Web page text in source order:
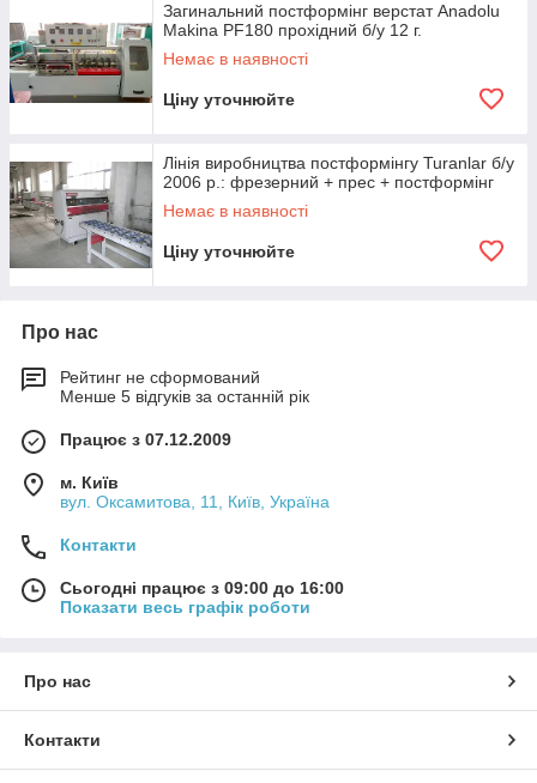
Загинальний постформінг верстат Anadolu
Makina PF180 прохідний б/у 12 г.
Немає в наявності
Ціну уточнюйте
Лінія виробництва постформінгу Turanlar б/у
2006 р.: фрезерний + прес + постформінг
Немає в наявності
Ціну уточнюйте
Про нас
Рейтинг не сформований
Менше 5 відгуків за останній рік
Працює з 07.12.2009
м. Київ
вул. Оксамитова, 11, Київ, Україна
Контакти
Сьогодні працює з 09:00 до 16:00
Показати весь графік роботи
Про нас
Контакти